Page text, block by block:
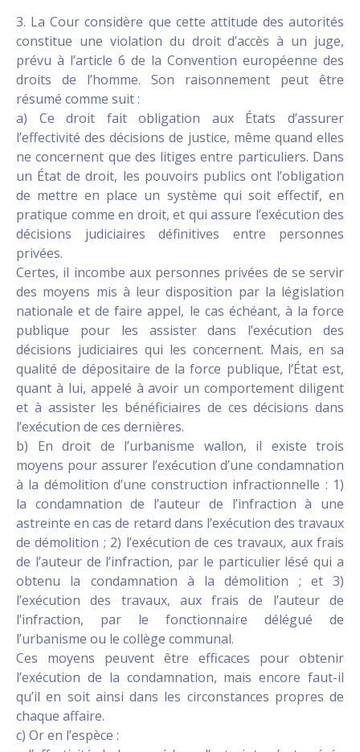
3. La Cour considère que cette attitude des autorités
constitue une violation du droit d’accès à un juge,
prévu à l’article 6 de la Convention européenne des
droits de l’homme. Son raisonnement peut être
résumé comme suit :
a) Ce droit fait obligation aux États d’assurer
l’effectivité des décisions de justice, même quand elles
ne concernent que des litiges entre particuliers. Dans
un État de droit, les pouvoirs publics ont l’obligation
de mettre en place un système qui soit effectif, en
pratique comme en droit, et qui assure l’exécution des
décisions judiciaires définitives entre personnes
privées.
Certes, il incombe aux personnes privées de se servir
des moyens mis à leur disposition par la législation
nationale et de faire appel, le cas échéant, à la force
publique pour les assister dans l’exécution des
décisions judiciaires qui les concernent. Mais, en sa
qualité de dépositaire de la force publique, l’État est,
quant à lui, appelé à avoir un comportement diligent
et à assister les bénéficiaires de ces décisions dans
l’exécution de ces dernières.
b) En droit de l’urbanisme wallon, il existe trois
moyens pour assurer l’exécution d’une condamnation
à la démolition d’une construction infractionnelle : 1)
la condamnation de l’auteur de l’infraction à une
astreinte en cas de retard dans l’exécution des travaux
de démolition ; 2) l’exécution de ces travaux, aux frais
de l’auteur de l’infraction, par le particulier lésé qui a
obtenu la condamnation à la démolition ; et 3)
l’exécution des travaux, aux frais de l’auteur de
l’infraction, par le fonctionnaire délégué de
l’urbanisme ou le collège communal.
Ces moyens peuvent être efficaces pour obtenir
l’exécution de la condamnation, mais encore faut-il
qu’il en soit ainsi dans les circonstances propres de
chaque affaire.
c) Or en l’espèce :